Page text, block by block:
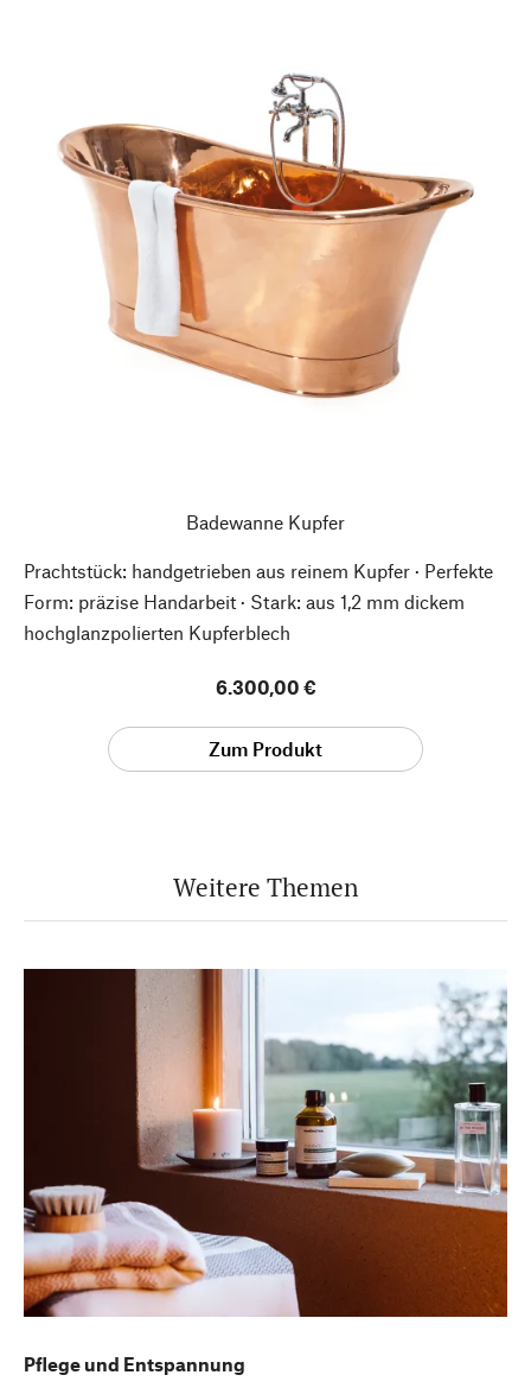
Badewanne Kupfer
Prachtstück: handgetrieben aus reinem Kupfer · Perfekte
Form: präzise Handarbeit · Stark: aus 1,2 mm dickem
hochglanzpolierten Kupferblech
6.300,00 €
Zum Produkt
Weitere Themen
Pflege und Entspannung